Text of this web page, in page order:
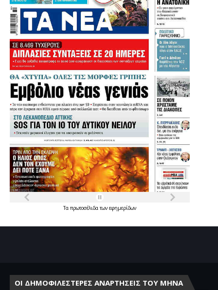
Τα πρωτοσέλιδατων εφημερίδων
ΟΙ ΔΗΜΟΦΙΛΕΣΤΕΡΕΣ ΑΝΑΡΤΗΣΕΙΣ ΤΟΥ ΜΗΝΑ